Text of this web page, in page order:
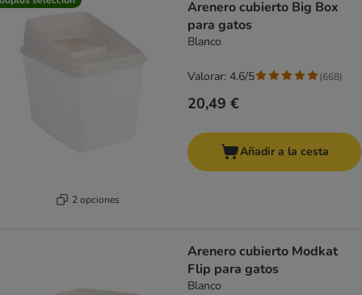
2 opciones
Arenero cubierto Big Box
para gatos
Blanco
20,49 €
Valorar: 4.6/5 (668)
Añadir a la cesta
Arenero cubierto Modkat
Flip para gatos
Blanco